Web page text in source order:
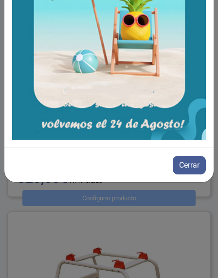
320,00€ IVA incluido
Configurar producto
Cerrar